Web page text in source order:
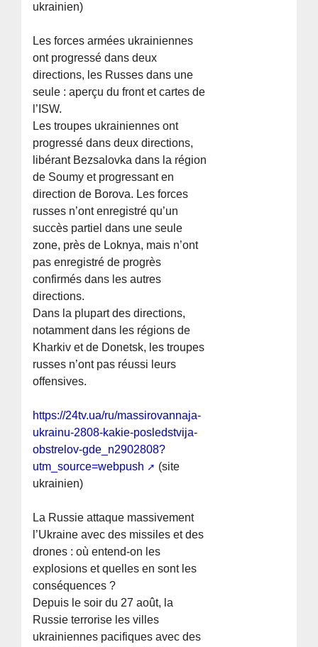
ukrainien)
Les forces armées ukrainiennes
ont progressé dans deux
directions, les Russes dans une
seule : aperçu du front et cartes de
l’ISW.
Les troupes ukrainiennes ont
progressé dans deux directions,
libérant Bezsalovka dans la région
de Soumy et progressant en
direction de Borova. Les forces
russes n’ont enregistré qu’un
succès partiel dans une seule
zone, près de Loknya, mais n’ont
pas enregistré de progrès
confirmés dans les autres
directions.
Dans la plupart des directions,
notamment dans les régions de
Kharkiv et de Donetsk, les troupes
russes n’ont pas réussi leurs
offensives.
https://24tv.ua/ru/massirovannaja-
ukrainu-2808-kakie-posledstvija-
obstrelov-gde_n2902808?
utm_source=webpush
(site
ukrainien)
La Russie attaque massivement
l’Ukraine avec des missiles et des
drones : où entend-on les
explosions et quelles en sont les
conséquences ?
Depuis le soir du 27 août, la
Russie terrorise les villes
ukrainiennes pacifiques avec des